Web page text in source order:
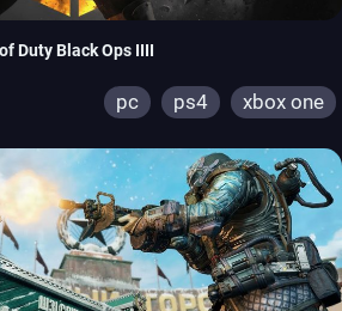
Duty Black Ops IIII
pc ps4 xbox one